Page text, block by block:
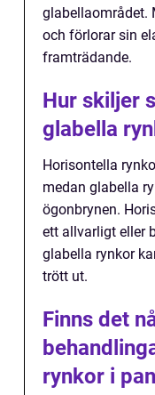
glabellaområdet.
och förlorar sin
framträdande.
Hur skiljer
glabella
Horisontella
medan glabella
ögonbrynen.
ett allvarligt eller
glabella rynkor
trött ut.
Finns det
rynkor i